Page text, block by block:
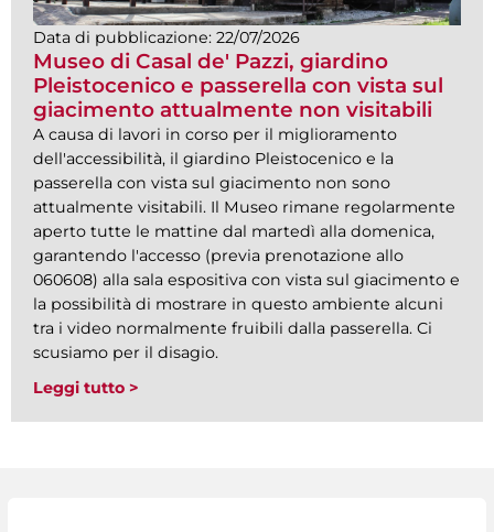
Data di pubblicazione: 22/07/2026
Museo di Casal de' Pazzi, giardino
Pleistocenico e passerella con vista sul
giacimento attualmente non visitabili
A causa di lavori in corso per il miglioramento
dell'accessibilità, il giardino Pleistocenico e la
passerella con vista sul giacimento non sono
attualmente visitabili. Il Museo rimane regolarmente
aperto tutte le mattine dal martedì alla domenica,
garantendo l'accesso (previa prenotazione allo
060608) alla sala espositiva con vista sul giacimento e
la possibilità di mostrare in questo ambiente alcuni
tra i video normalmente fruibili dalla passerella. Ci
scusiamo per il disagio.
Leggi tutto >